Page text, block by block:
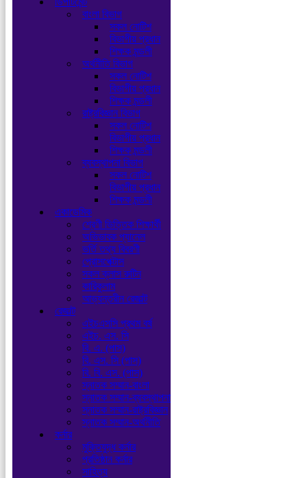
বাংলা বিভাগ
সকল নোটিশ
বিভাগীয় প্রধান
শিক্ষক মন্ডলী
অর্থনীতি বিভাগ
সকল নোটিশ
বিভাগীয় প্রধান
শিক্ষক মন্ডলী
রাষ্ট্রবিজ্ঞান বিভাগ
সকল নোটিশ
বিভাগীয় প্রধান
শিক্ষক মন্ডলী
ব্যবস্থাপনা বিভাগ
সকল নোটিশ
বিভাগীয় প্রধান
শিক্ষক মন্ডলী
একাডেমিক
শ্রেণী ভিত্তিক শিক্ষার্থী
অভিভাবক প্যানেল
ভর্তি তথ্য বিবরণী
প্রোসপেক্টাস
সকল ক্লাস রুটিন
কারিকুলাম
আভ্যন্তরীন রেজাল্ট
রেজাল্ট
এইচএসসি প্রথম বর্ষ
এইচ. এস. সি
বি. এ. (পাস)
বি. এস. সি (পাস)
বি. বি. এস. (পাস)
স্নাতক সম্মান-বাংলা
স্নাতক সম্মান-ব্যবস্থাপনা
স্নাতক সম্মান-রাষ্ট্রবিজ্ঞান
স্নাতক সম্মান-অর্থনীতি
কর্নার
মুক্তিযুদ্ধ কর্নার
প্রতিষ্ঠান কর্নার
সাহিত্য